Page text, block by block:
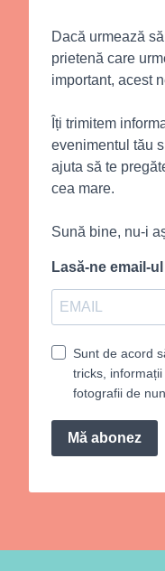
Dacă urmează
prietenă care
important, acest
Îți trimitem
evenimentul tău
ajuta să te
cea mare.
Sună bine, nu-i
Lasă-ne email-
Sunt de acord
tricks,
fotografii de
Mă abonez